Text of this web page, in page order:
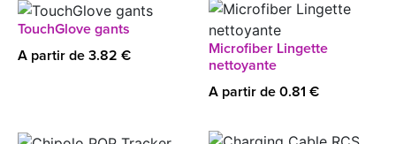
TouchGlove gants
A partir de 3.82 €
Microfiber Lingette
nettoyante
A partir de 0.81 €